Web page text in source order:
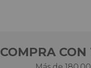
COMPRA